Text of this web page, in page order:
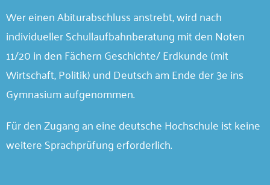
Wer einen Abiturabschluss anstrebt, wird nach
individueller Schullaufbahnberatung mit den Noten
11/20 in den Fächern Geschichte/ Erdkunde (mit
Wirtschaft, Politik) und Deutsch am Ende der 3e ins
Gymnasium aufgenommen.
Für den Zugang an eine deutsche Hochschule ist keine
weitere Sprachprüfung erforderlich.